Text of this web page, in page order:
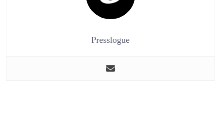
Presslogue